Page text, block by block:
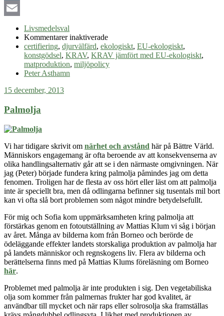
LinkedIn
Livsmedelsval
Kommentarer inaktiveradeför
KRAV
jämfört
med
certifiering, djurvälfärd, ekologiskt, EU-ekologiskt,
konstgödsel, KRAV, KRAV jämfört med EU-ekologiskt,
matproduktion, miljöpolicy
Peter Asthamn
15 december, 2013
Palmolja
Vi har tidigare skrivit om närhet och avstånd här på Bättre Värld.
Människors engagemang är ofta beroende av att konsekvenserna av
olika handlingsalternativ går att se i den närmaste omgivningen. När
jag (Peter) började fundera kring palmolja påmindes jag om detta
fenomen. Troligen har de flesta av oss hört eller läst om att palmolja
inte är speciellt bra, men då odlingarna befinner sig tusentals mil bort
kan vi ofta slå bort problemen som något mindre betydelsefullt.
För mig och Sofia kom uppmärksamheten kring palmolja att
förstärkas genom en fotoutställning av Mattias Klum vi såg i början
av året. Många av bilderna kom från Borneo och berörde de
ödeläggande effekter landets storskaliga produktion av palmolja har
på landets människor och regnskogens liv. Flera av bilderna och
berättelserna finns med på Mattias Klums föreläsning om Borneo
här.
Problemet med palmolja är inte produkten i sig. Den vegetabiliska
olja som kommer från palmernas frukter har god kvalitet, är
användbar till mycket och när raps eller solrosolja ska framställas